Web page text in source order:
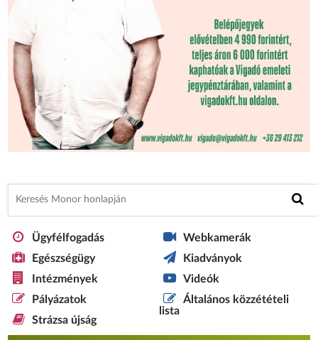
Ügyfélfogadás
Egészségügy
Intézmények
Pályázatok
Strázsa újság
Webkamerák
Kiadványok
Videók
Általános közzétételi
lista